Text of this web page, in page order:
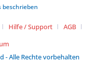
Hilfe / Support
AGB
- Alle Rechte vorbehalten